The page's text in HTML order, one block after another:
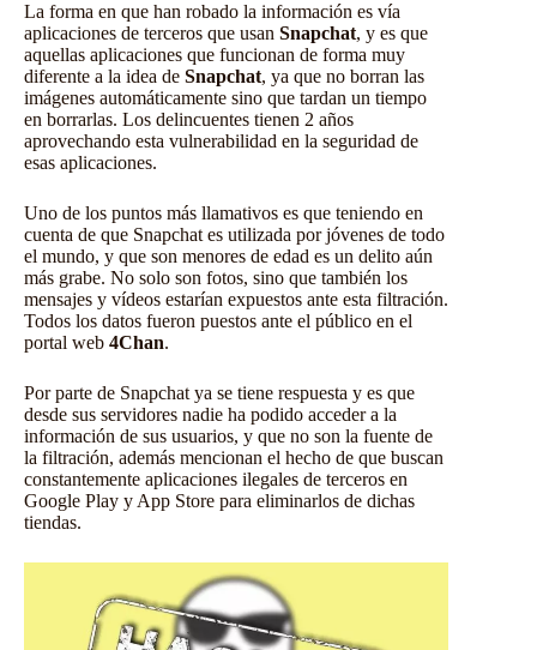
La forma en que han robado la información es vía
aplicaciones de terceros que usan Snapchat, y es que
aquellas aplicaciones que funcionan de forma muy
diferente a la idea de Snapchat, ya que no borran las
imágenes automáticamente sino que tardan un tiempo
en borrarlas. Los delincuentes tienen 2 años
aprovechando esta vulnerabilidad en la seguridad de
esas aplicaciones.
Uno de los puntos más llamativos es que teniendo en
cuenta de que Snapchat es utilizada por jóvenes de todo
el mundo, y que son menores de edad es un delito aún
más grabe. No solo son fotos, sino que también los
mensajes y vídeos estarían expuestos ante esta filtración.
Todos los datos fueron puestos ante el público en el
portal web 4Chan.
Por parte de Snapchat ya se tiene respuesta y es que
desde sus servidores nadie ha podido acceder a la
información de sus usuarios, y que no son la fuente de
la filtración, además mencionan el hecho de que buscan
constantemente aplicaciones ilegales de terceros en
Google Play y App Store para eliminarlos de dichas
tiendas.